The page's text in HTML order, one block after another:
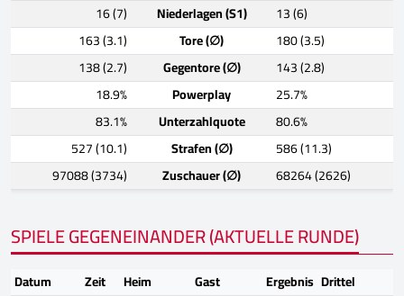
16 (7)
Niederlagen (S1)
13 (6)
163 (3.1)
Tore (∅)
180 (3.5)
138 (2.7)
Gegentore (∅)
143 (2.8)
18.9%
Powerplay
25.7%
83.1%
Unterzahlquote
80.6%
527 (10.1)
Strafen (∅)
586 (11.3)
97088 (3734)
Zuschauer (∅) 68264 (2626)
SPIELE GEGENEINANDER (AKTUELLE RUNDE)
Datum Zeit Heim Gast Ergebnis Drittel